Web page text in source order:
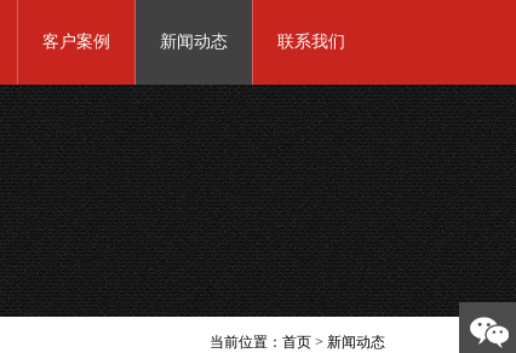
客户案例 新闻动态 联系我们
当前位置：首页 >新闻动态